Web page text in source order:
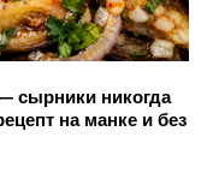
сырники никогда
на манке и без